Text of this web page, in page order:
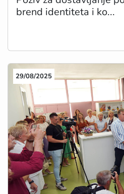
brend identiteta i ko...
29/08/2025